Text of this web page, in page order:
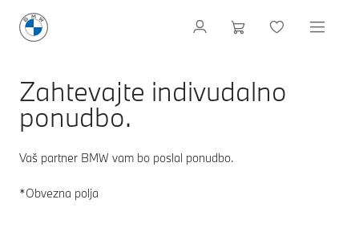
Zahtevajte indivudalno
ponudbo.
Vaš partner BMW vam bo poslal ponudbo.
*Obvezna polja